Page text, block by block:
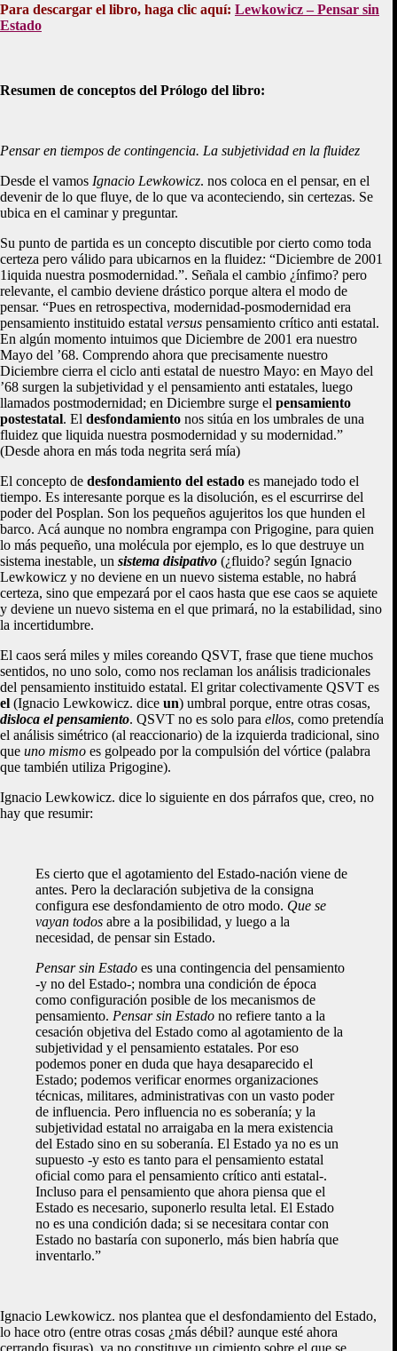
Para descargar el libro, haga clic aquí: Lewkowicz – Pensar sin
Estado
Resumen de conceptos del Prólogo del libro:
Pensar en tiempos de contingencia. La subjetividad en la fluidez
Desde el vamos Ignacio Lewkowicz. nos coloca en el pensar, en el
devenir de lo que fluye, de lo que va aconteciendo, sin certezas. Se
ubica en el caminar y preguntar.
Su punto de partida es un concepto discutible por cierto como toda
certeza pero válido para ubicarnos en la fluidez: “Diciembre de 2001
1iquida nuestra posmodernidad.”. Señala el cambio ¿ínfimo? pero
relevante, el cambio deviene drástico porque altera el modo de
pensar. “Pues en retrospectiva, modernidad-posmodernidad era
pensamiento instituido estatal versus pensamiento crítico anti estatal.
En algún momento intuimos que Diciembre de 2001 era nuestro
Mayo del ’68. Comprendo ahora que precisamente nuestro
Diciembre cierra el ciclo anti estatal de nuestro Mayo: en Mayo del
’68 surgen la subjetividad y el pensamiento anti estatales, luego
llamados postmodernidad; en Diciembre surge el pensamiento
postestatal. El desfondamiento nos sitúa en los umbrales de una
fluidez que liquida nuestra posmodernidad y su modernidad.”
(Desde ahora en más toda negrita será mía)
El concepto de desfondamiento del estado es manejado todo el
tiempo. Es interesante porque es la disolución, es el escurrirse del
poder del Posplan. Son los pequeños agujeritos los que hunden el
barco. Acá aunque no nombra engrampa con Prigogine, para quien
lo más pequeño, una molécula por ejemplo, es lo que destruye un
sistema inestable, un sistema disipativo (¿fluido? según Ignacio
Lewkowicz y no deviene en un nuevo sistema estable, no habrá
certeza, sino que empezará por el caos hasta que ese caos se aquiete
y deviene un nuevo sistema en el que primará, no la estabilidad, sino
la incertidumbre.
El caos será miles y miles coreando QSVT, frase que tiene muchos
sentidos, no uno solo, como nos reclaman los análisis tradicionales
del pensamiento instituido estatal. El gritar colectivamente QSVT es
el (Ignacio Lewkowicz. dice un) umbral porque, entre otras cosas,
disloca el pensamiento. QSVT no es solo para ellos, como pretendía
el análisis simétrico (al reaccionario) de la izquierda tradicional, sino
que uno mismo es golpeado por la compulsión del vórtice (palabra
que también utiliza Prigogine).
Ignacio Lewkowicz. dice lo siguiente en dos párrafos que, creo, no
hay que resumir:
Es cierto que el agotamiento del Estado-nación viene de
antes. Pero la declaración subjetiva de la consigna
configura ese desfondamiento de otro modo. Que se
vayan todos abre a la posibilidad, y luego a la
necesidad, de pensar sin Estado.
Pensar sin Estado es una contingencia del pensamiento
-y no del Estado-; nombra una condición de época
como configuración posible de los mecanismos de
pensamiento. Pensar sin Estado no refiere tanto a la
cesación objetiva del Estado como al agotamiento de la
subjetividad y el pensamiento estatales. Por eso
podemos poner en duda que haya desaparecido el
Estado; podemos verificar enormes organizaciones
técnicas, militares, administrativas con un vasto poder
de influencia. Pero influencia no es soberanía; y la
subjetividad estatal no arraigaba en la mera existencia
del Estado sino en su soberanía. El Estado ya no es un
supuesto -y esto es tanto para el pensamiento estatal
oficial como para el pensamiento crítico anti estatal-.
Incluso para el pensamiento que ahora piensa que el
Estado es necesario, suponerlo resulta letal. El Estado
no es una condición dada; si se necesitara contar con
Estado no bastaría con suponerlo, más bien habría que
inventarlo.”
Ignacio Lewkowicz. nos plantea que el desfondamiento del Estado,
lo hace otro (entre otras cosas ¿más débil? aunque esté ahora